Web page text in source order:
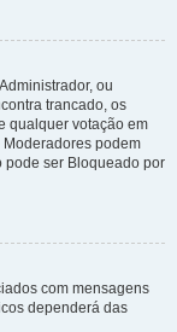
ou
trancado, os
qualquer votação em
podem
pode ser Bloqueado por
com mensagens
dependerá das